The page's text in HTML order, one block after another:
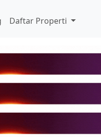
Daftar Properti